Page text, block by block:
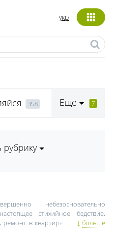
укр
358 Еще 7
небезосновательно
стихийное бедствие.
ремонт в квартире или частном
больше